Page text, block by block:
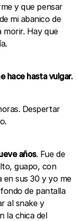
y que pensar
mi abanico de
Hay que
hace hasta vulgar.
Despertar
años. Fue de
guapo, con
en sus 30 y yo me
de pantalla
al snake y
la chica del